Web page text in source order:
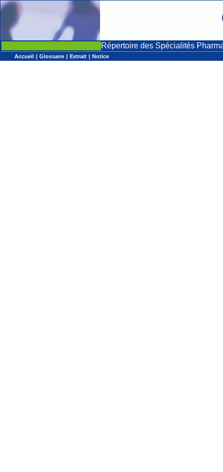
Répertoire des Spécialités
Accueil | Glossaire | Extrait | Notice